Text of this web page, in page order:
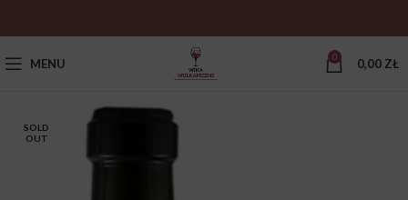
MENU 0 0,00 ZŁ
SOLD
OUT